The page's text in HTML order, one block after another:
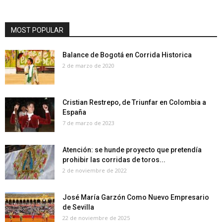
MOST POPULAR
Balance de Bogotá en Corrida Historica
2 de marzo de 2020
Cristian Restrepo, de Triunfar en Colombia a
España
7 de marzo de 2023
Atención: se hunde proyecto que pretendía
prohibir las corridas de toros...
2 de noviembre de 2022
José María Garzón Como Nuevo Empresario
de Sevilla
22 de noviembre de 2025